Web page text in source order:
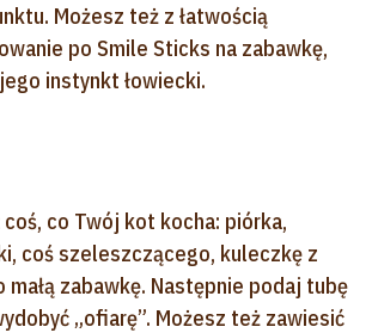
Możesz też z łatwością
po Smile Sticks na zabawkę,
instynkt łowiecki.
coś, co Twój kot kocha: piórka,
coś szeleszczącego, kuleczkę z
zabawkę. Następnie podaj tubę
„ofiarę”. Możesz też zawiesić